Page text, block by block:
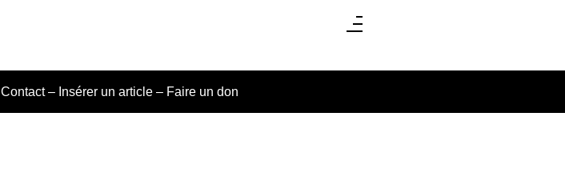
Contact – Insérer un article – Faire un don